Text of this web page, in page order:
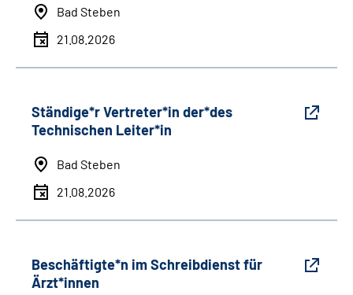
Bad Steben
21.08.2026
Ständige*r Vertreter*in der*des
Technischen Leiter*in
Bad Steben
21.08.2026
Beschäftigte*n im Schreibdienst für
Ärzt*innen